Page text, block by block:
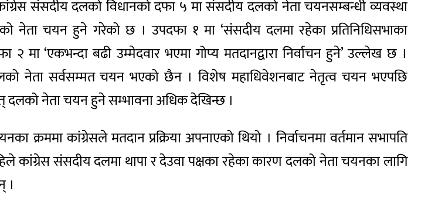
संसदीय दलको विधानको दफा ५ मा संसदीय दलको नेता चयनसम्बन्धी व्यवस्था
नेता चयन हुने गरेको छ । उपदफा १ मा ‘संसदीय दलमा रहेका प्रतिनिधिसभाका
‘एकभन्दा बढी उम्मेदवार भएमा गोप्य मतदानद्वारा निर्वाचन हुने’ उल्लेख छ ।
नेता सर्वसम्मत चयन भएको छैन । विशेष महाधिवेशनबाट नेतृत्व चयन भएपछि
दलको नेता चयन हुने सम्भावना अधिक देखिन्छ ।
क्रममा कांग्रेसले मतदान प्रक्रिया अपनाएको थियो । निर्वाचनमा वर्तमान सभापति
कांग्रेस संसदीय दलमा थापा र देउवा पक्षका रहेका कारण दलको नेता चयनका लागि
।